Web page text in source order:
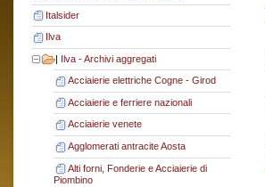
Italsider
Ilva
| Ilva - Archivi aggregati
Acciaierie elettriche Cogne - Girod
Acciaierie e ferriere nazionali
Acciaierie venete
Agglomerati antracite Aosta
Alti forni, Fonderie e Acciaierie di
Piombino